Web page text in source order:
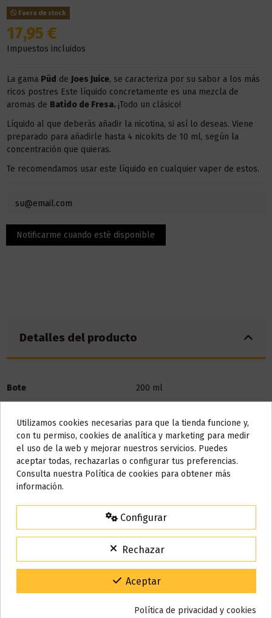
Fuera de stock
17,95 €
Impuestos incluidos
La gama Püd de Joes Juice, se caracteriza por su sabor a los más
ricos postres Este líquido concretamente es una mezcla de
aromas de Batido de Fresa. ¡Todo un clásico!
Líquido al que deberás añadir la nicotina, si así lo deseas. Viene
preparado para añadirle hasta 4 nicokits de 10 ml, según la
concentración que quieras.
Te recomendamos usar este líquido en cualquier vaperde estos.
Detalles del producto
Bote 200 ml
Marca Joes Juice
Referencia 000930
ean13
3507847330132
Reseñas (0)
También puede que te guste
Do not show again.
AVISO IMPORTANTE
Nos tomamos unos días
15% de descuento
Código:VACACIONES15
Gracias por tu paciencia y por seguir confiando en nosotros.
Utilizamos cookies necesarias para que la tienda funcione y,
con tu permiso, cookies de analítica y marketing para medir
el uso de la web y mejorar nuestros servicios. Puedes
aceptar todas, rechazarlas o configurar tus preferencias.
Consulta nuestra Política de cookies para obtener más
información.
Configurar
Rechazar
Aceptar
Política de privacidad y cookies